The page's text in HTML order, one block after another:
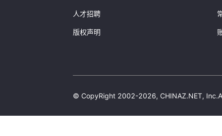
人才招聘
版权声明
© CopyRight 2002-2026, CHINAZ.NET,